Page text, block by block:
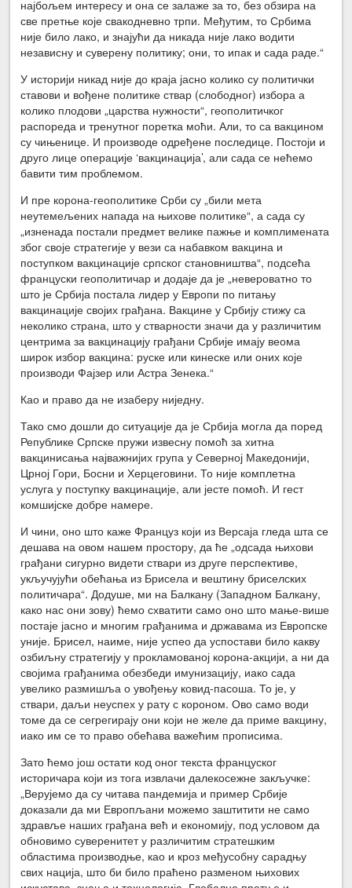
најбољем интересу и она се залаже за то, без обзира на
све претње које свакодневно трпи. Међутим, то Србима
није било лако, и знајући да никада није лако водити
независну и суверену политику; они, то ипак и сада раде.“
У историји никад није до краја јасно колико су политички
ставови и вођене политике ствар (слободног) избора а
колико плодови „царства нужности“, геополитичког
распореда и тренутног поретка моћи. Али, то са вакцином
су чињенице. И производе одређене последице. Постоји и
друго лице операције ‘вакцинација’, али сада се нећемо
бавити тим проблемом.
И пре корона-геополитике Срби су „били мета
неутемељених напада на њихове политике“, а сада су
„изненада постали предмет велике пажње и комплимената
због своје стратегије у вези са набавком вакцина и
поступком вакцинације српског становништва“, подсећа
француски геополитичар и додаје да је „невероватно то
што је Србија постала лидер у Европи по питању
вакцинације својих грађана. Вакцине у Србију стижу са
неколико страна, што у стварности значи да у различитим
центрима за вакцинацију грађани Србије имају веома
широк избор вакцина: руске или кинеске или оних које
производи Фајзер или Астра Зенека.“
Као и право да не изаберу ниједну.
Тако смо дошли до ситуације да је Србија могла да поред
Републике Српске пружи извесну помоћ за хитна
вакцинисања најважнијих група у Северној Македонији,
Црној Гори, Босни и Херцеговини. То није комплетна
услуга у поступку вакцинације, али јесте помоћ. И гест
комшијске добре намере.
И чини, оно што каже Француз који из Версаја гледа шта се
дешава на овом нашем простору, да ће „одсада њихови
грађани сигурно видети ствари из друге перспективе,
укључујући обећања из Брисела и вештину бриселских
политичара“. Додуше, ми на Балкану (Западном Балкану,
како нас они зову) ћемо схватити само оно што мање-више
постаје јасно и многим грађанима и државама из Европске
уније. Брисел, наиме, није успео да успостави било какву
озбиљну стратегију у прокламованој корона-акцији, а ни да
својима грађанима обезбеди имунизацију, иако сада
увелико размишља о увођењу ковид-пасоша. То је, у
ствари, даљи неуспех у рату с короном. Ово само води
томе да се сегрегирају они који не желе да приме вакцину,
иако им се то право обећава важећим прописима.
Зато ћемо још остати код оног текста француског
историчара који из тога извлачи далекосежне закључке:
„Верујемо да су читава пандемија и пример Србије
доказали да ми Европљани можемо заштитити не само
здравље наших грађана већ и економију, под условом да
обновимо суверенитет у различитим стратешким
областима производње, као и кроз међусобну сарадњу
свих нација, што би било праћено разменом њихових